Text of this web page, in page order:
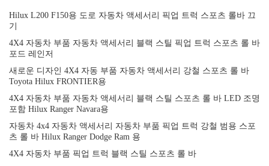
Hilux L200 F150용 도로 자동차 액세서리 픽업 트럭 스포츠 롤바 끄
기
4X4 자동차 부품 자동차 액세서리 블랙 스틸 픽업 트럭 스포츠 롤 바
포드 레인저
새로운 디자인 4X4 자동 부품 자동차 액세서리 강철 스포츠 롤 바
Toyota Hilux FRONTIER용
4X4 자동차 부품 자동차 액세서리 블랙 스틸 스포츠 롤 바 LED 조명
포함 Hilux Ranger Navara용
자동차 4x4 자동차 액세서리 자동차 부품 픽업 트럭 강철 범용 스포
츠 롤 바 Hilux Ranger Dodge Ram 용
4X4 자동차 부품 픽업 트럭 블랙 스틸 스포츠 롤 바